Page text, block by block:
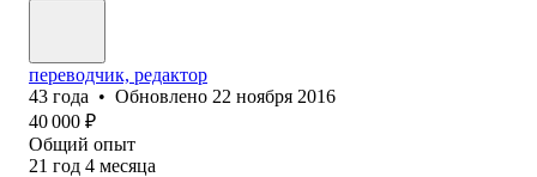
переводчик, редактор
43 года • Обновлено 22 ноября 2016
40 000 ₽
Общий опыт
21 год 4 месяца